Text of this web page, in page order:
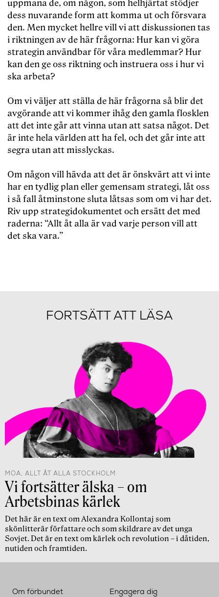
uppmana de, om någon, som helhjärtat stödjer
dess nuvarande form att komma ut och försvara
den. Men mycket hellre vill vi att diskussionen tas
i riktningen av de här frågorna: Hur kan vi göra
strategin användbar för våra medlemmar? Hur
kan den ge oss riktning och instruera oss i hur vi
ska arbeta?
Om vi väljer att ställa de här frågorna så blir det
avgörande att vi kommer ihåg den gamla flosklen
att det inte går att vinna utan att satsa något. Det
är inte hela världen att ha fel, och det går inte att
segra utan att misslyckas.
Om någon vill hävda att det är önskvärt att vi inte
har en tydlig plan eller gemensam strategi, låt oss
i så fall åtminstone sluta låtsas som om vi har det.
Riv upp strategidokumentet och ersätt det med
raderna: “Allt åt alla är vad varje person vill att
det ska vara.”
FORTSÄTT ATT LÄSA
MOA, ALLT ÅT ALLA STOCKHOLM
Vi fortsätter älska – om
Arbetsbinas kärlek
Det här är en text om Alexandra Kollontaj som
skönlitterär författare och som skildrare av det unga
Sovjet. Det är en text om kärlek och revolution – i dåtiden,
nutiden och framtiden.
Om förbundet
Engagera dig